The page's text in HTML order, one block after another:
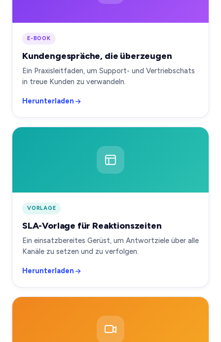
E-BOOK
Kundengespräche, die überzeugen
Ein Praxisleitfaden, um Support- und Vertriebschats
in treue Kunden zu verwandeln.
Herunterladen
VORLAGE
SLA-Vorlage für Reaktionszeiten
Ein einsatzbereites Gerüst, um Antwortziele über alle
Kanäle zu setzen und zu verfolgen.
Herunterladen